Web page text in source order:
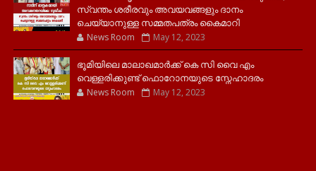
സ്വന്തം ശരീരവും അവയവങ്ങളും ദാനം
ചെയ്യാനുള്ള സമ്മതപത്രം കൈമാറി
News Room May 12, 2023
ഭൂമിയിലെ മാലാഖമാർക്ക് കെ സി വൈ എം
വെള്ളരിക്കുണ്ട് ഫൊറോനയുടെ സ്നേഹാദരം
News Room May 12, 2023